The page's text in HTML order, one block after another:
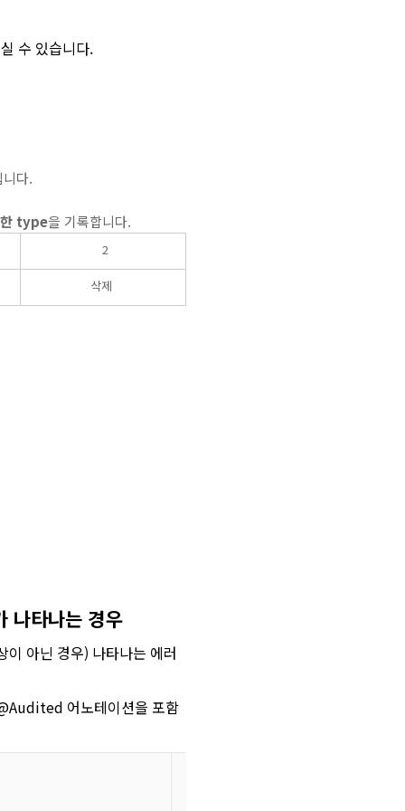
수 있습니다.
다.
한 type을 기록합니다.
2
삭제
타나는 경우
이 아닌 경우) 나타나는 에러
어노테이션을 포함